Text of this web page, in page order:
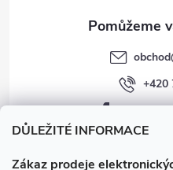
DŮLEŽITÉ INFORMACE
Zákaz prodeje
p
i
s
obchod
+420